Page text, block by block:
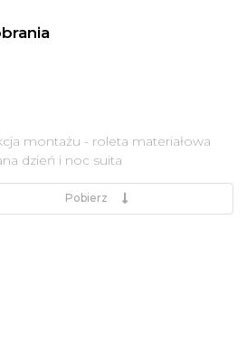
montażu - roleta materiałowa
dzień i noc suita
Pobierz